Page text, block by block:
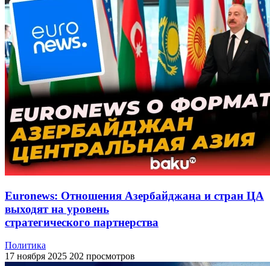
Euronews: Отношения Азербайджана и стран ЦА
выходят на уровень
стратегического партнерства
Политика
17 ноября 2025 202 просмотров